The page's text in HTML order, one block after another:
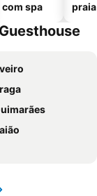
com spa
praia